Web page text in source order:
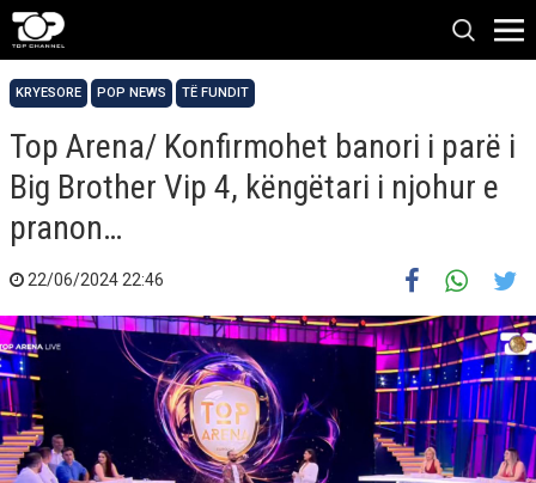
KRYESORE POP NEWS TË FUNDIT
Top Arena/ Konfirmohet banori i parë i
Big Brother Vip 4, këngëtari i njohur e
pranon…
22/06/2024 22:46